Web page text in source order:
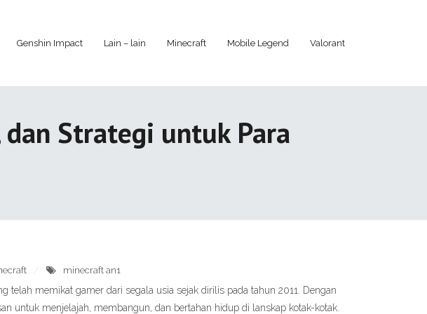
Genshin Impact Lain – lain Minecraft Mobile Legend Valorant
Strategi untuk Para
minecraft an1
telah memikat gamer dari segala usia sejak dirilis pada tahun 2011. Dengan
untuk menjelajah, membangun, dan bertahan hidup di lanskap kotak-kotak.